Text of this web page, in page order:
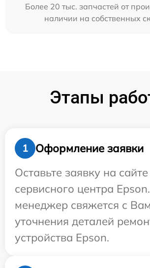
Более 20 тыс. запчастей от
наличии на собственных
Этапы
1
Оформление заявки
Оставьте заявку на сайте
сервисного центра
менеджер свяжется с
уточнения деталей
устройства Epson.